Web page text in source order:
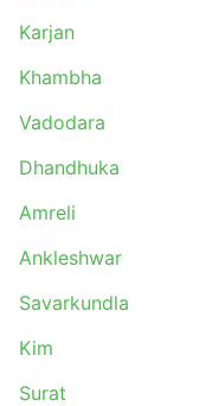
Karjan
Khambha
Vadodara
Dhandhuka
Amreli
Ankleshwar
Savarkundla
Kim
Surat